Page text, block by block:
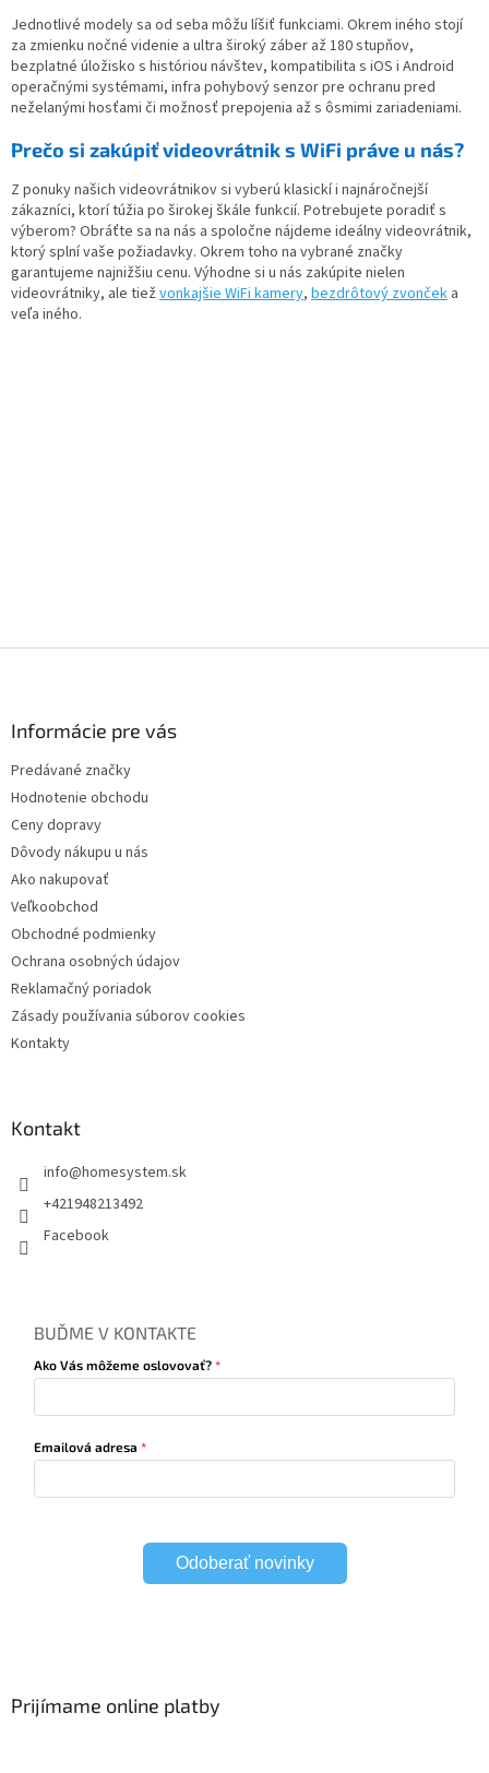
Jednotlivé modely sa od seba môžu líšiť funkciami. Okrem iného stojí
za zmienku nočné videnie a ultra široký záber až 180 stupňov,
bezplatné úložisko s históriou návštev, kompatibilita s iOS i Android
operačnými systémami, infra pohybový senzor pre ochranu pred
neželanými hosťami či možnosť prepojenia až s ôsmimi zariadeniami.
Prečo si zakúpiť videovrátnik s WiFi práve u nás?
Z ponuky našich videovrátnikov si vyberú klasickí i najnáročnejší
zákazníci, ktorí túžia po širokej škále funkcií. Potrebujete poradiť s
výberom? Obráťte sa na nás a spoločne nájdeme ideálny videovrátnik,
ktorý splní vaše požiadavky. Okrem toho na vybrané značky
garantujeme najnižšiu cenu. Výhodne si u nás zakúpite nielen
videovrátniky, ale tiež vonkajšie WiFi kamery, bezdrôtový zvonček a
veľa iného.
Informácie pre vás
Predávané značky
Hodnotenie obchodu
Ceny dopravy
Dôvody nákupu u nás
Ako nakupovať
Veľkoobchod
Obchodné podmienky
Ochrana osobných údajov
Reklamačný poriadok
Zásady používania súborov cookies
Kontakty
Kontakt
info@homesystem.sk
+421948213492
Facebook
BUĎME V KONTAKTE
Ako Vás môžeme oslovovať?
Emailová adresa
Odoberať novinky
Prijímame online platby